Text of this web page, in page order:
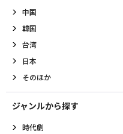
中国
韓国
台湾
日本
そのほか
ジャンルから探す
時代劇